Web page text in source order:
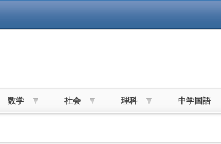
数学 社会 理科 中学国語